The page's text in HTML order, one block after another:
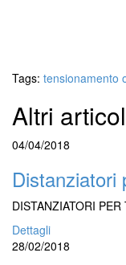
Tags: tensionamento
Altri
04/04/2018
Distanziatori
DISTANZIATORI
Dettagli
28/02/2018